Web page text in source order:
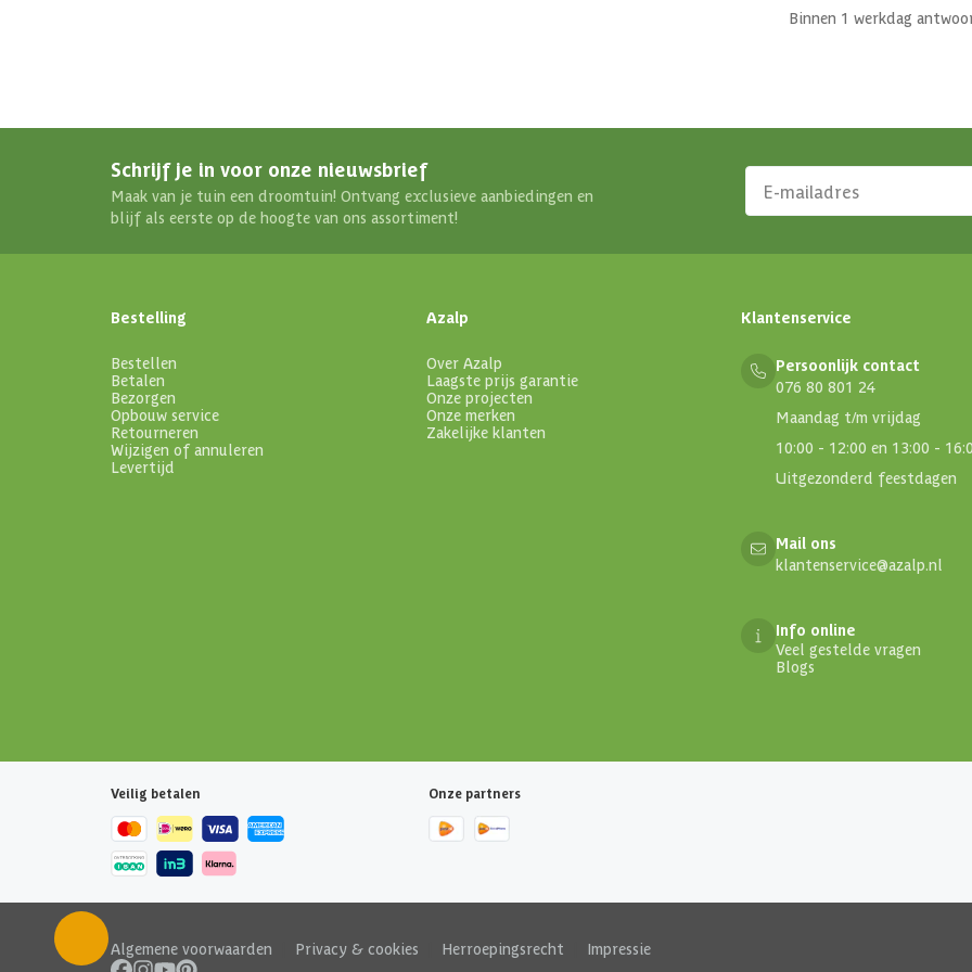
Binnen 1 werkdag
Schrijf je in voor onze nieuwsbrief
Maak van je tuin een droomtuin! Ontvang exclusieve aanbiedingen en
blijf als eerste op de hoogte van ons assortiment!
Bestelling
Bestellen
Betalen
Bezorgen
Opbouw service
Retourneren
Wijzigen of annuleren
Levertijd
Azalp
Over Azalp
Laagste prijs garantie
Onze projecten
Onze merken
Zakelijke klanten
Klantenservice
Persoonlijk contact
076 80 801 24
Maandag t/m vrijdag
10:00 - 12:00 en 13:00 -
Uitgezonderd feestdagen
Mail ons
klantenservice@azalp.nl
Info online
Veel gestelde vragen
Blogs
Veilig betalen Onze partners
Algemene voorwaarden Privacy & cookies Herroepingsrecht Impressie